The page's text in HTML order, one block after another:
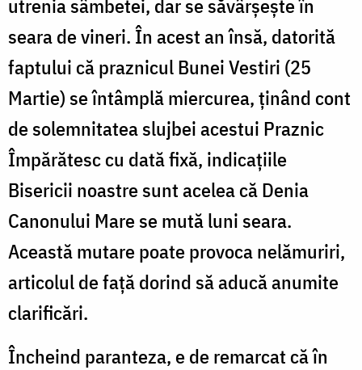
utrenia sâmbetei, dar se săvârșește în
seara de vineri. În acest an însă, datorită
faptului că praznicul Bunei Vestiri (25
Martie) se întâmplă miercurea, ținând cont
de solemnitatea slujbei acestui Praznic
Împărătesc cu dată fixă, indicațiile
Bisericii noastre sunt acelea că Denia
Canonului Mare se mută luni seara.
Această mutare poate provoca nelămuriri,
articolul de față dorind să aducă anumite
clarificări.
Încheind paranteza, e de remarcat că în